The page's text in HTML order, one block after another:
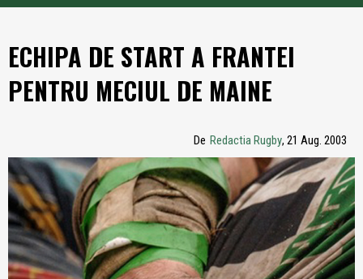
ECHIPA DE START A FRANTEI
PENTRU MECIUL DE MAINE
De Redactia Rugby, 21 Aug. 2003